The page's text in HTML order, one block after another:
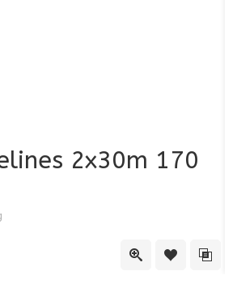
Quick ViewToevoegen
2x30m 170